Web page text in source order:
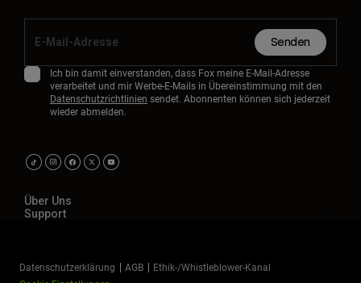
Senden
Ich bin damit einverstanden, dass Fox meine E-Mail-Adresse
verarbeitet und mir Werbe-E-Mails in Übereinstimmung mit den
Datenschutzrichtlinien sendet. Abonnenten können sich jederzeit
wieder abmelden.
Über Uns
Support
Datenschutzerklärung AGB
Ethik-/Whistleblower-Kanal